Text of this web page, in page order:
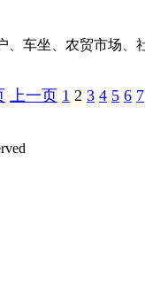
车坐、农贸市场
上一页 1 2 3 4 5 6 7